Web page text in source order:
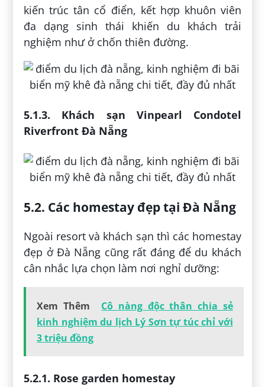
kiến trúc tân cổ điển, kết hợp khuôn viên
đa dạng sinh thái khiến du khách trải
nghiệm như ở chốn thiên đường.
5.1.3. Khách sạn Vinpearl Condotel
Riverfront Đà Nẵng
5.2. Các homestay đẹp tại Đà Nẵng
Ngoài resort và khách sạn thì các homestay
đẹp ở Đà Nẵng cũng rất đáng để du khách
cân nhắc lựa chọn làm nơi nghỉ dưỡng:
Xem Thêm
Cô nàng độc thân chia sẻ
kinh nghiệm du lịch Lý Sơn tự túc chỉ với
3 triệu đồng
5.2.1. Rose garden homestay